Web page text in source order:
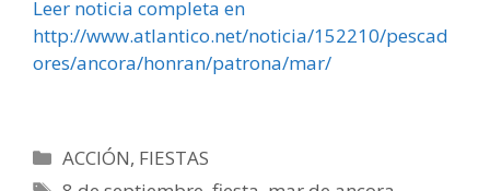
Leer noticia completa en
http://www.atlantico.net/noticia/152210/pescad
ores/ancora/honran/patrona/mar/
Categorías
ACCIÓN, FIESTAS